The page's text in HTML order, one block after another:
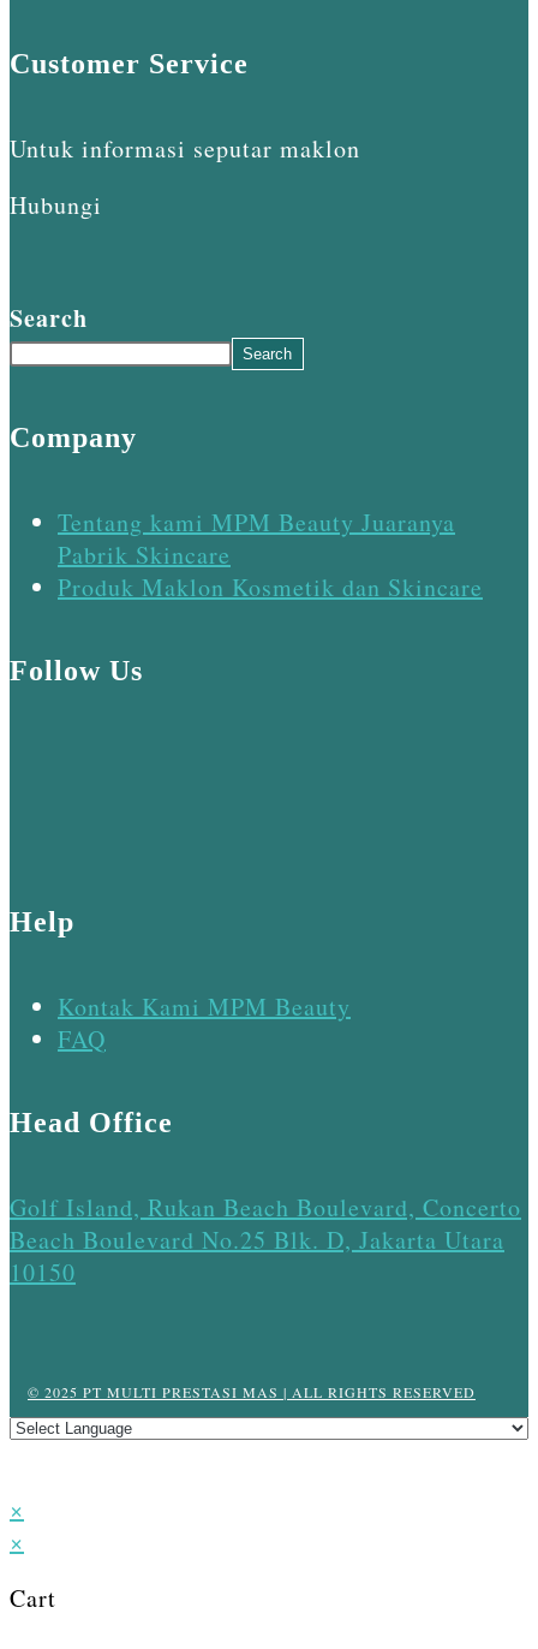
Customer Service
Untuk informasi seputar maklon
Hubungi
Search
Search
Company
Tentang kami MPM Beauty Juaranya
Pabrik Skincare
Produk Maklon Kosmetik dan Skincare
Follow Us
Help
Kontak Kami MPM Beauty
FAQ
Head Office
Golf Island, Rukan Beach Boulevard, Concerto
Beach Boulevard No.25 Blk. D, Jakarta Utara
10150
© 2025 PT MULTI PRESTASI MAS | ALL RIGHTS RESERVED
×
×
Cart